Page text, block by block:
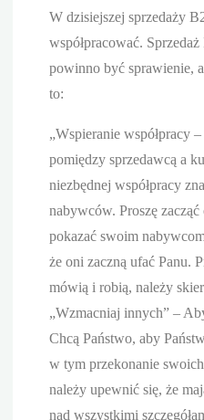
W dzisiejszej sprzedaży
współpracować.
powinno być sprawienie,
to:
„Wspieranie współpracy
pomiędzy sprzedawcą a
niezbędnej współpracy
nabywców. Proszę
pokazać swoim
że oni zaczną ufać Panu.
mówią i robią, należy
„Wzmacniaj innych” –
Chcą Państwo, aby
w tym przekonanie
należy upewnić się, że
nad wszystkimi